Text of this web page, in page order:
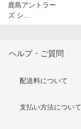
鹿島アントラー
ズ シ…
ヘルプ・ご質問
配送料について
支払い方法について